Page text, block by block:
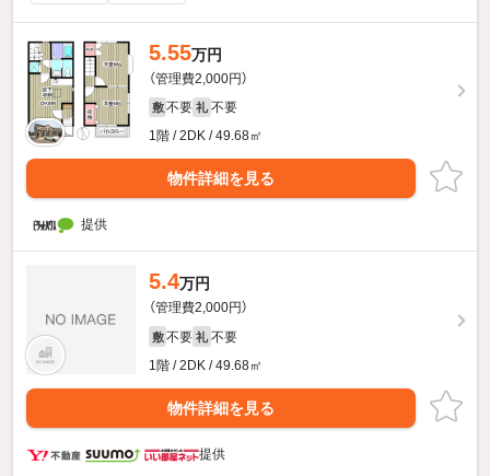
5.55万円
（管理費2,000円）
敷 不要 礼 不要
1階 / 2DK / 49.68㎡
物件詳細を見る
提供
5.4万円
（管理費2,000円）
敷 不要 礼 不要
1階 / 2DK / 49.68㎡
物件詳細を見る
提供